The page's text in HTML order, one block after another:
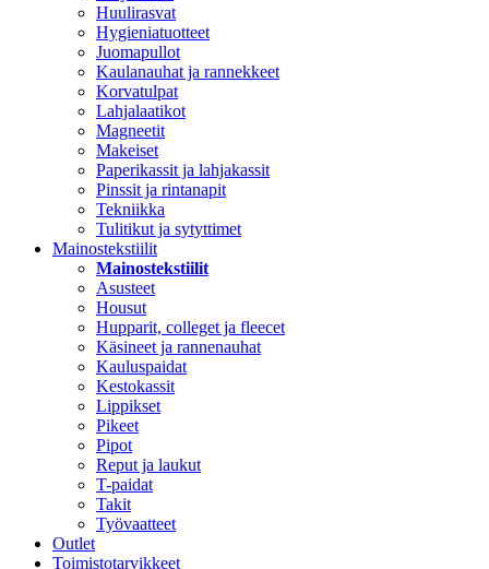
Huulirasvat
Hygieniatuotteet
Juomapullot
Kaulanauhat ja rannekkeet
Korvatulpat
Lahjalaatikot
Magneetit
Makeiset
Paperikassit ja lahjakassit
Pinssit ja rintanapit
Tekniikka
Tulitikut ja sytyttimet
Mainostekstiilit
Mainostekstiilit
Asusteet
Housut
Hupparit, colleget ja fleecet
Käsineet ja rannenauhat
Kauluspaidat
Kestokassit
Lippikset
Pikeet
Pipot
Reput ja laukut
T-paidat
Takit
Työvaatteet
Outlet
Toimistotarvikkeet